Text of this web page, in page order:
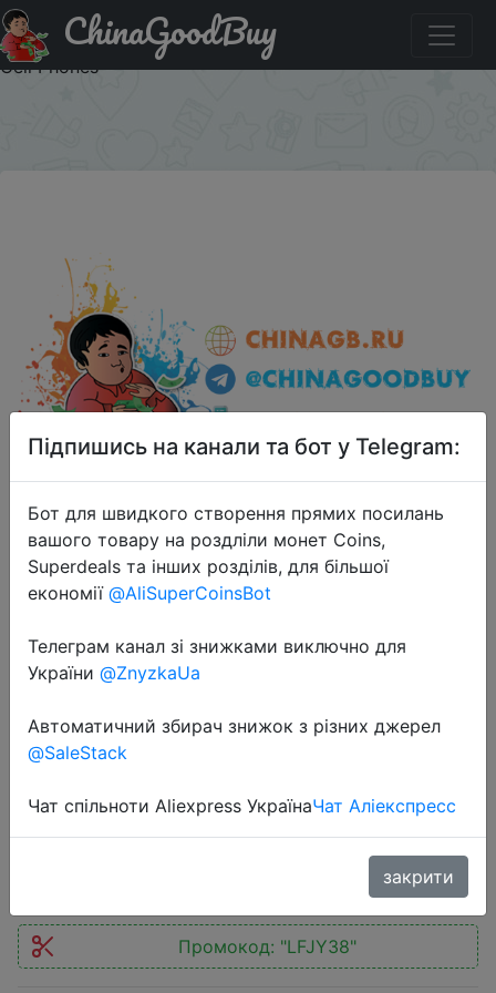
Купити по знижці LFJY38 Universal 360 Degrees Rotation
Long Arm Car Windshield Holder Mount Bracket Stand for
Cell Phones
ChinaGoodBuy
2018-07-17
Universal 360 Degrees Rotation
Long Arm Car Windshield Holder
Mount Bracket Stand for Cell
Промокод: "LFJY38"
Підпишись на канали та бот у Telegram:
Бот для швидкого створення прямих посилань
вашого товару на роздліли монет Coins,
Superdeals та інших розділів, для більшої
економії @AliSuperCoinsBot
Телеграм канал зі знижками виключно для
України @ZnyzkaUa
Автоматичний збирач знижок з різних джерел
@SaleStack
Чат спільноти Aliexpress УкраїнаЧат Аліекспресс
закрити